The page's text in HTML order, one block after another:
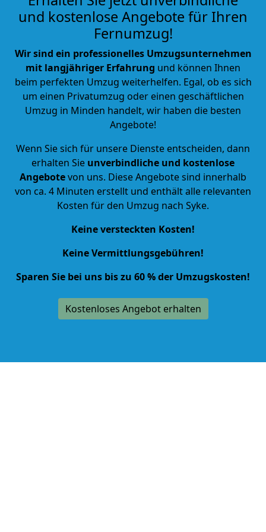
und kostenlose Angebote für Ihren
Fernumzug!
Wir sind ein professionelles Umzugsunternehmen
mit langjähriger Erfahrung und können Ihnen
beim perfekten Umzug weiterhelfen. Egal, ob es sich
um einen Privatumzug oder einen geschäftlichen
Umzug in Minden handelt, wir haben die besten
Angebote!
Wenn Sie sich für unsere Dienste entscheiden, dann
erhalten Sie unverbindliche und kostenlose
Angebotevon uns. Diese Angebote sind innerhalb
von ca. 4 Minuten erstellt und enthält alle relevanten
Kosten für den Umzug nach Syke.
Keine versteckten Kosten!
Keine Vermittlungsgebühren!
Sparen Sie bei uns bis zu 60 % der Umzugskosten!
Kostenloses Angebot erhalten